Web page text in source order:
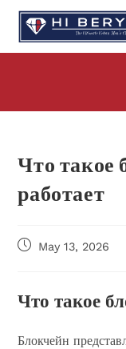
Что такое
работает
May 13, 2026
Что такое
Блокчейн